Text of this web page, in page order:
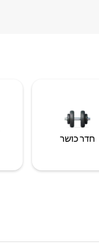
חדר כושר